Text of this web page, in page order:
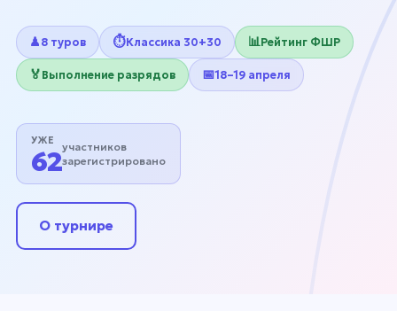
♟ 8 туров ⏱Классика 30+30 📊Рейтинг ФШР
🏅 Выполнение разрядов 📅18–19 апреля
УЖЕ
62участников
зарегистрировано
О турнире